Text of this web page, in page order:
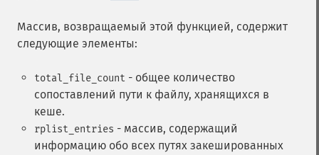
Массив, возвращаемый этой функцией, содержит
следующие элементы:
total_file_count - общее количество
сопоставлений пути к файлу, хранящихся в
кеше.
rplist_entries - массив, содержащий
информацию обо всех путях закешированных